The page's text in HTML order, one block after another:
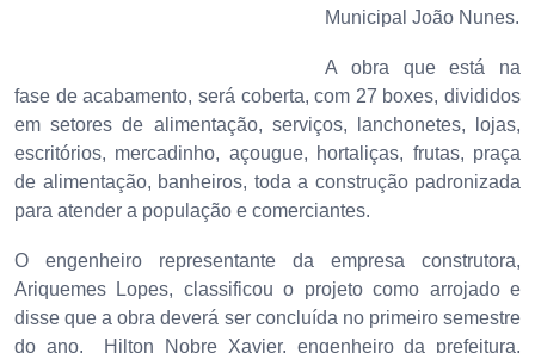
Municipal João Nunes.
A obra que está na
fase de acabamento, será coberta, com 27 boxes, divididos
em setores de alimentação, serviços, lanchonetes, lojas,
escritórios, mercadinho, açougue, hortaliças, frutas, praça
de alimentação, banheiros, toda a construção padronizada
para atender a população e comerciantes.
O engenheiro representante da empresa construtora,
Ariquemes Lopes, classificou o projeto como arrojado e
disse que a obra deverá ser concluída no primeiro semestre
do ano. Hilton Nobre Xavier, engenheiro da prefeitura,